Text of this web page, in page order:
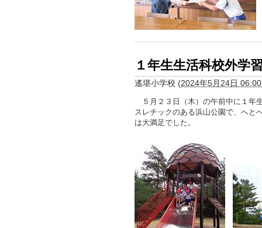
１年生生活科校外学
遙堪小学校 (2024年5月24日 06:00
５月２３日（木）の午前中に１年
スレチックのある浜山公園で、へと
は大満足でした。